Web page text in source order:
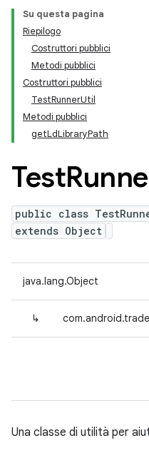
Su questa pagina
Riepilogo
Costruttori pubblici
Metodi pubblici
Costruttori pubblici
TestRunnerUtil
Metodi pubblici
getLdLibraryPath
Test
public class
extends Object
java.lang.Object
↳
Una classe di utilità per